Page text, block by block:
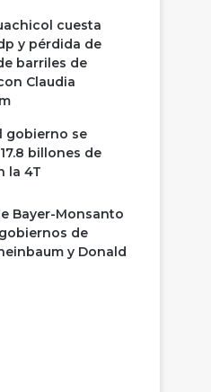
cuesta
y pérdida de
barriles de
Claudia
gobierno se
billones de
la 4T
Bayer-Monsanto
de
y Donald